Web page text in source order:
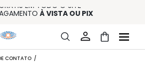
EM TODO O SITE
À VISTA OU PIX
COMPRA (CONSULTE REGULAMENTO)
NO COMBO - CONS. REG.
CONTATO